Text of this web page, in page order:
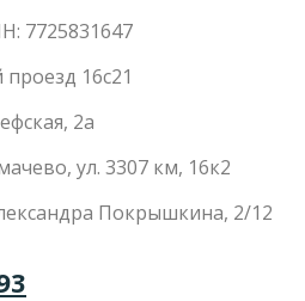
7725831647
16с21
2а
ул. 3307 км, 16к2
Покрышкина, 2/12